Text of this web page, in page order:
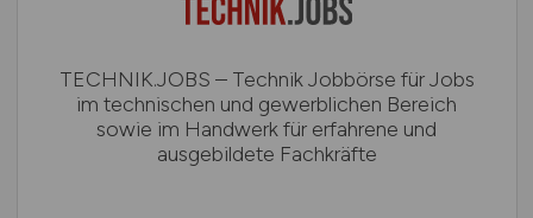
TECHNIK.JOBS – Technik Jobbörse für Jobs
im technischen und gewerblichen Bereich
sowie im Handwerk für erfahrene und
ausgebildete Fachkräfte